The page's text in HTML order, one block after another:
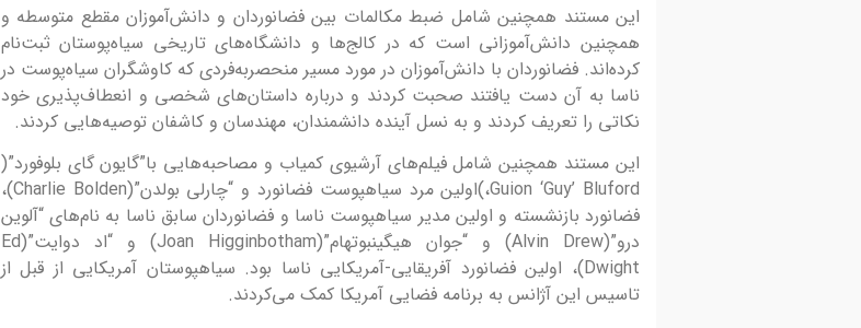
این مستند همچنین شامل ضبط مکالمات بین فضانوردان و دانش‌آموزان مقطع متوسطه و
همچنین دانش‌آموزانی است که در کالج‌ها و دانشگاه‌های تاریخی سیاه‌پوستان ثبت‌نام
کرده‌اند. فضانوردان با دانش‌آموزان در مورد مسیر منحصربه‌فردی که کاوشگران سیاه‌پوست در
ناسا به آن دست یافتند صحبت کردند و درباره داستان‌های شخصی و انعطاف‌پذیری خود
نکاتی را تعریف کردند و به نسل آینده دانشمندان، مهندسان و کاشفان توصیه‌هایی کردند.
این مستند همچنین شامل فیلم‌های آرشیوی کمیاب و مصاحبه‌هایی با”گایون گای بلوفورد”(
Guion ‘Guy’ Bluford،)اولین مرد سیاهپوست فضانورد و “چارلی بولدن”(Charlie Bolden)،
فضانورد بازنشسته و اولین مدیر سیاهپوست ناسا و فضانوردان سابق ناسا به نام‌های “آلوین
درو”(Alvin Drew) و “جوان هیگینبوتهام”(Joan Higginbotham) و “اد دوایت”(Ed
Dwight)، اولین فضانورد آفریقایی-آمریکایی ناسا بود. سیاهپوستان آمریکایی از قبل از
تاسیس این آژانس به برنامه فضایی آمریکا کمک می‌کردند.
ژئوسایت‌ها ژئوپارک جهانی یونسکو...